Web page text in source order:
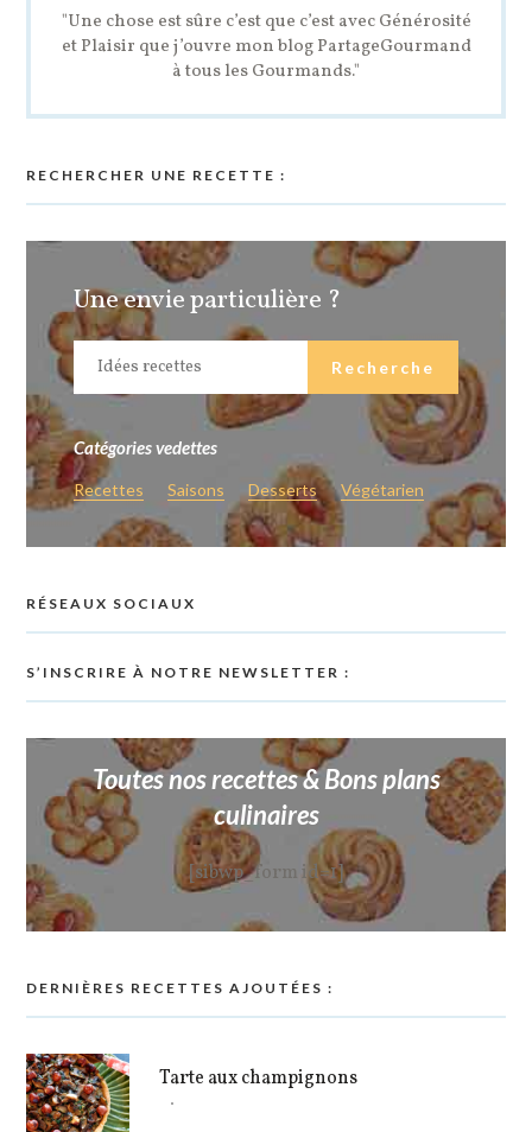
"Une chose est sûre c’est que c’est avec Générosité
et Plaisir que j’ouvre mon blog PartageGourmand
à tous les Gourmands."
RECHERCHER UNE RECETTE :
Une envie particulière ?
Catégories vedettes
Recettes Saisons Desserts Végétarien
RÉSEAUX SOCIAUX
S’INSCRIRE À NOTRE NEWSLETTER :
Toutes nos recettes & Bons plans
culinaires
[sibwp_form id=1]
DERNIÈRES RECETTES AJOUTÉES :
Tarte aux champignons